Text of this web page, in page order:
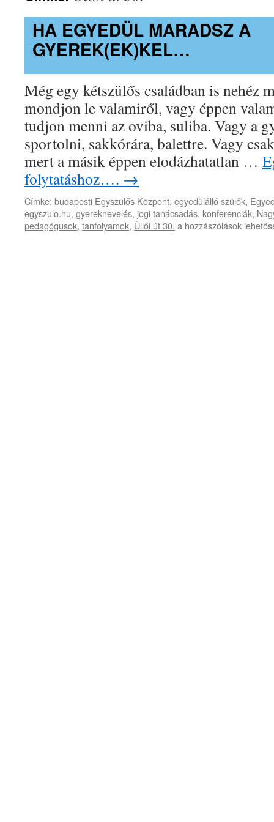
HA EGYEDÜL MARADSZ A
GYEREK(EK)KEL…
Még egy kétszülős családban is nehéz
mondjon le valamiről, vagy éppen
tudjon menni az oviba, suliba. Vagy a
sportolni, sakkórára, balettre. Vagy
mert a másik éppen elodázhatatlan …
folytatáshoz…. →
Címke: budapesti Egyszülős Központ, egyedülálló szülők,
egyszulo.hu, gyereknevelés, jogi tanácsadás, konferenciák,
pedagógusok, tanfolyamok, Üllői út 30. Ha
a hozzászólások